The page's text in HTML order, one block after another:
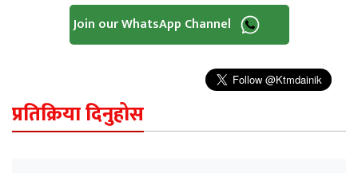
Join our WhatsApp Channel
प्रतिक्रिया दिनुहोस